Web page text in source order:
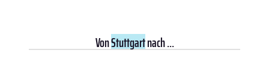
VonStuttgartnach ...